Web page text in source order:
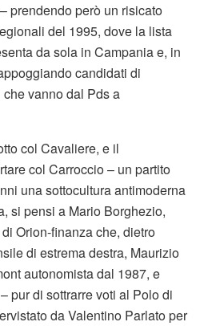
prendendo però un risicato
del 1995, dove la lista
da sola in Campania e, in
candidati di
vanno dal Pds a
col Cavaliere, e il
col Carroccio – un partito
una sottocultura antimoderna
si pensi a Mario Borghezio,
Orion-finanza che, dietro
di estrema destra, Maurizio
autonomista dal 1987, e
pur di sottrarre voti al Polo di
da Valentino Parlato per